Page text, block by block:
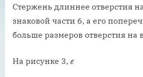
Стержень длиннее отверстия
знаковой части 6, а его
больше размеров отверстия на
На рисунке 3, е